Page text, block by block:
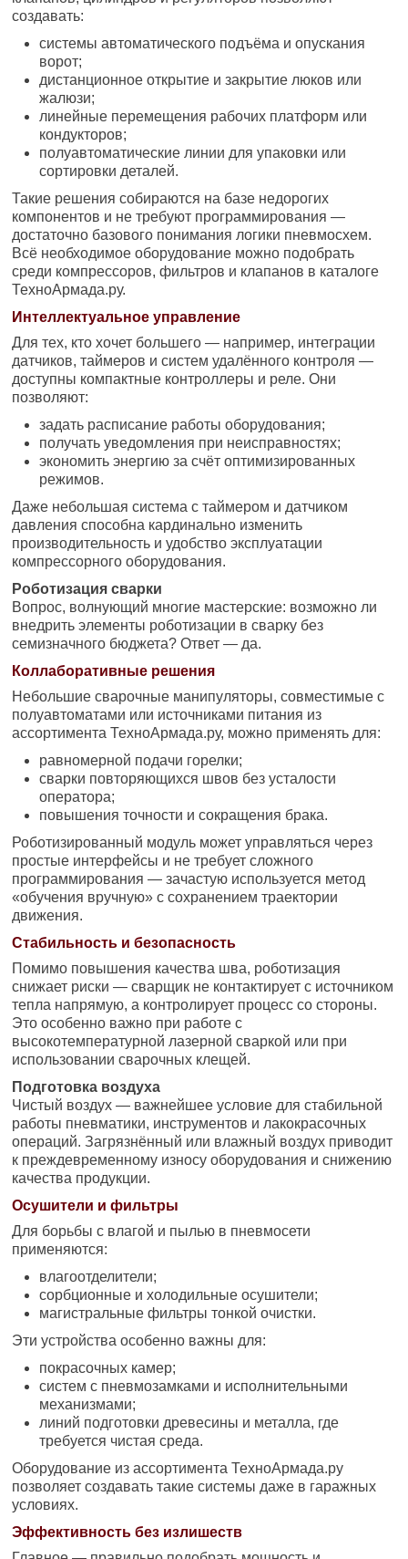
создавать:
системы автоматического подъёма и опускания
ворот;
дистанционное открытие и закрытие люков или
жалюзи;
линейные перемещения рабочих платформ или
кондукторов;
полуавтоматические линии для упаковки или
сортировки деталей.
Такие решения собираются на базе недорогих
компонентов и не требуют программирования —
достаточно базового понимания логики пневмосхем.
Всё необходимое оборудование можно подобрать
среди компрессоров, фильтров и клапанов в каталоге
ТехноАрмада.ру.
Интеллектуальное управление
Для тех, кто хочет большего — например, интеграции
датчиков, таймеров и систем удалённого контроля —
доступны компактные контроллеры и реле. Они
позволяют:
задать расписание работы оборудования;
получать уведомления при неисправностях;
экономить энергию за счёт оптимизированных
режимов.
Даже небольшая система с таймером и датчиком
давления способна кардинально изменить
производительность и удобство эксплуатации
компрессорного оборудования.
Роботизация сварки
Вопрос, волнующий многие мастерские: возможно ли
внедрить элементы роботизации в сварку без
семизначного бюджета? Ответ — да.
Коллаборативные решения
Небольшие сварочные манипуляторы, совместимые с
полуавтоматами или источниками питания из
ассортимента ТехноАрмада.ру, можно применять для:
равномерной подачи горелки;
сварки повторяющихся швов без усталости
оператора;
повышения точности и сокращения брака.
Роботизированный модуль может управляться через
простые интерфейсы и не требует сложного
программирования — зачастую используется метод
«обучения вручную» с сохранением траектории
движения.
Стабильность и безопасность
Помимо повышения качества шва, роботизация
снижает риски — сварщик не контактирует с источником
тепла напрямую, а контролирует процесс со стороны.
Это особенно важно при работе с
высокотемпературной лазерной сваркой или при
использовании сварочных клещей.
Подготовка воздуха
Чистый воздух — важнейшее условие для стабильной
работы пневматики, инструментов и лакокрасочных
операций. Загрязнённый или влажный воздух приводит
к преждевременному износу оборудования и снижению
качества продукции.
Осушители и фильтры
Для борьбы с влагой и пылью в пневмосети
применяются:
влагоотделители;
сорбционные и холодильные осушители;
магистральные фильтры тонкой очистки.
Эти устройства особенно важны для:
покрасочных камер;
систем с пневмозамками и исполнительными
механизмами;
линий подготовки древесины и металла, где
требуется чистая среда.
Оборудование из ассортимента ТехноАрмада.ру
позволяет создавать такие системы даже в гаражных
условиях.
Эффективность без излишеств